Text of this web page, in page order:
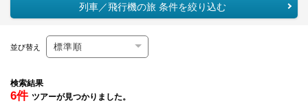
列車／飛行機の旅 条件を絞り込む
並び替え
検索結果
6件 ツアーが見つかりました。